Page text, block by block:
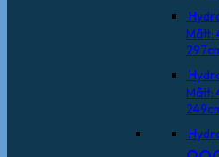
Mått:
Mått: